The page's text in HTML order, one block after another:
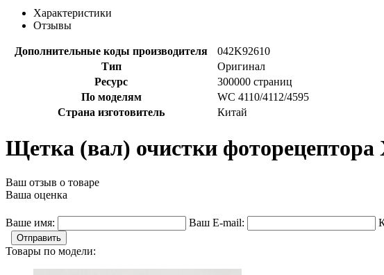
Характеристики
Отзывы
Дополнительные коды производителя
042K92610
Тип
Оригинал
Ресурс
300000 страниц
По моделям
WC 4110/4112/4595
Страна изготовитель
Китай
Щетка (вал) очистки фоторецептора
Ваш отзыв о товаре
Ваша оценка
Ваше имя: Ваш E-mail:
Отправить
Товары по модели: